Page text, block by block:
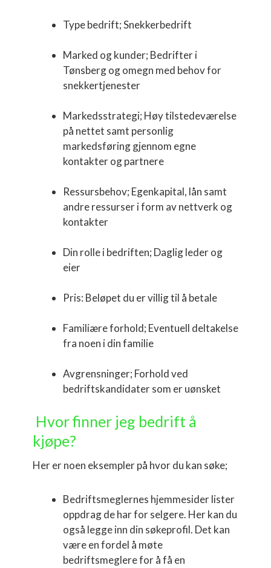
Type bedrift; Snekkerbedrift
Marked og kunder; Bedrifter i
Tønsberg og omegn med behov for
snekkertjenester
Markedsstrategi; Høy tilstedeværelse
på nettet samt personlig
markedsføring gjennom egne
kontakter og partnere
Ressursbehov; Egenkapital, lån samt
andre ressurser i form av nettverk og
kontakter
Din rolle i bedriften; Daglig leder og
eier
Pris: Beløpet du er villig til å betale
Familiære forhold; Eventuell deltakelse
fra noen i din familie
Avgrensninger; Forhold ved
bedriftskandidater som er uønsket
Hvor finner jeg bedrift å
kjøpe?
Her er noen eksempler på hvor du kan søke;
Bedriftsmeglernes hjemmesider lister
oppdrag de har for selgere. Her kan du
også legge inn din søkeprofil. Det kan
være en fordel å møte
bedriftsmeglere for å få en